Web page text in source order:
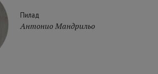
Пилад
Антонио Мандрильо